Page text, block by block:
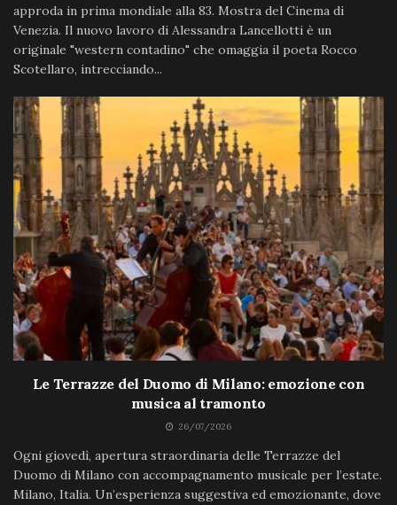
approda in prima mondiale alla 83. Mostra del Cinema di
Venezia. Il nuovo lavoro di Alessandra Lancellotti è un
originale "western contadino" che omaggia il poeta Rocco
Scotellaro, intrecciando...
Le Terrazze del Duomo di Milano: emozione con
musica al tramonto
26/07/2026
Ogni giovedì, apertura straordinaria delle Terrazze del
Duomo di Milano con accompagnamento musicale per l’estate.
Milano, Italia. Un’esperienza suggestiva ed emozionante, dove